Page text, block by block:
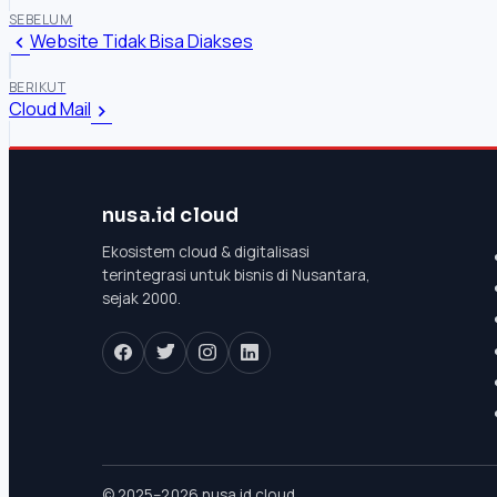
SEBELUM
Website Tidak Bisa Diakses
BERIKUT
Cloud Mail
nusa.id cloud
Ekosistem cloud & digitalisasi
terintegrasi untuk bisnis di Nusantara,
sejak 2000.